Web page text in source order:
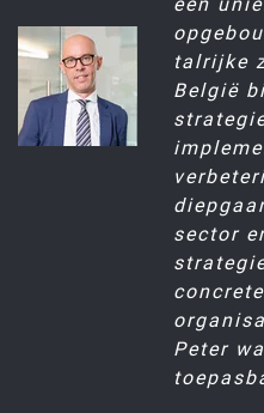
talrijke
België
sector
Peter